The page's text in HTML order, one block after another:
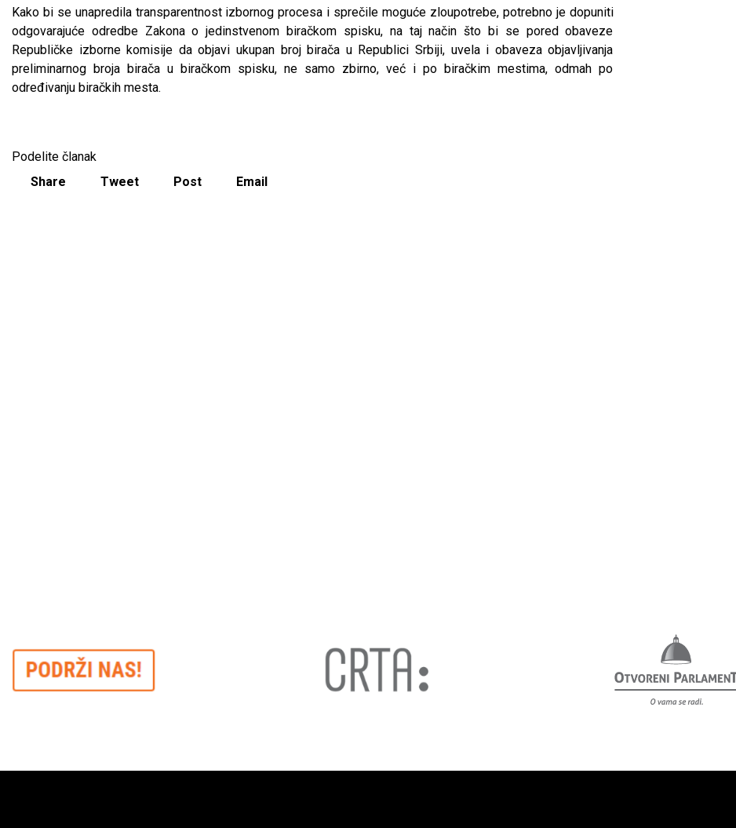
Kako bi se unapredila transparentnost izbornog procesa i sprečile moguće zloupotrebe, potrebno je dopuniti
odgovarajuće odredbe Zakona o jedinstvenom biračkom spisku, na taj način što bi se pored obaveze
Republičke izborne komisije da objavi ukupan broj birača u Republici Srbiji, uvela i obaveza objavljivanja
preliminarnog broja birača u biračkom spisku, ne samo zbirno, već i po biračkim mestima, odmah po
određivanju biračkih mesta.
Podelite članak
Share
Tweet Post Email